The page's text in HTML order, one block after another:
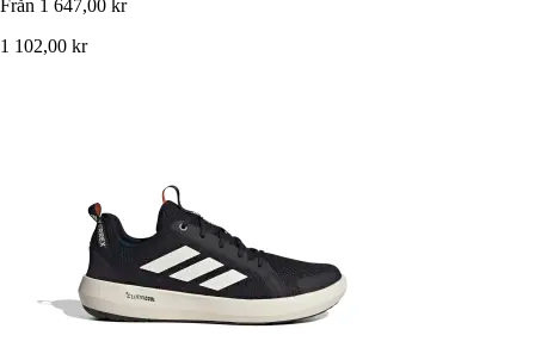
Från 1 647,00 kr
1 102,00 kr